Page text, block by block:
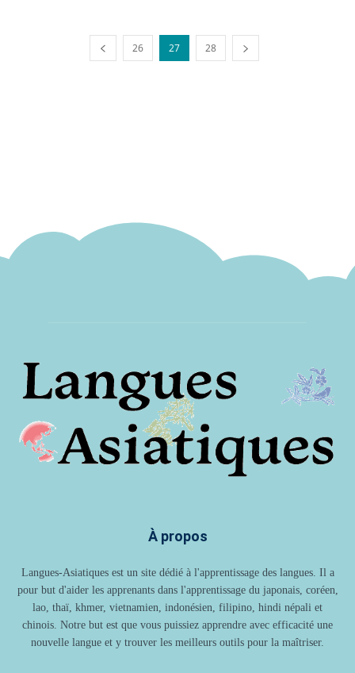
26 27 28
À propos
Langues-Asiatiques est un site dédié à l'apprentissage des langues. Il a
pour but d'aider les apprenants dans l'apprentissage du japonais, coréen,
lao, thaï, khmer, vietnamien, indonésien, filipino, hindi népali et
chinois. Notre but est que vous puissiez apprendre avec efficacité une
nouvelle langue et y trouver les meilleurs outils pour la maîtriser.